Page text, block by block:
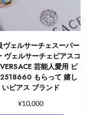
ヴェルサーチェスーパー
ヴェルサーチェピアスコ
芸能人愛用 ピ
もらって 嬉し
いピアス ブランド
¥10,000